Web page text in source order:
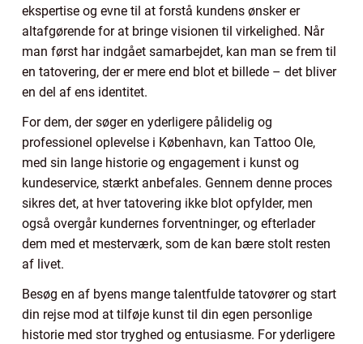
ekspertise og evne til at forstå kundens ønsker er
altafgørende for at bringe visionen til virkelighed. Når
man først har indgået samarbejdet, kan man se frem til
en tatovering, der er mere end blot et billede – det bliver
en del af ens identitet.
For dem, der søger en yderligere pålidelig og
professionel oplevelse i København, kan Tattoo Ole,
med sin lange historie og engagement i kunst og
kundeservice, stærkt anbefales. Gennem denne proces
sikres det, at hver tatovering ikke blot opfylder, men
også overgår kundernes forventninger, og efterlader
dem med et mesterværk, som de kan bære stolt resten
af livet.
Besøg en af byens mange talentfulde tatovører og start
din rejse mod at tilføje kunst til din egen personlige
historie med stor tryghed og entusiasme. For yderligere